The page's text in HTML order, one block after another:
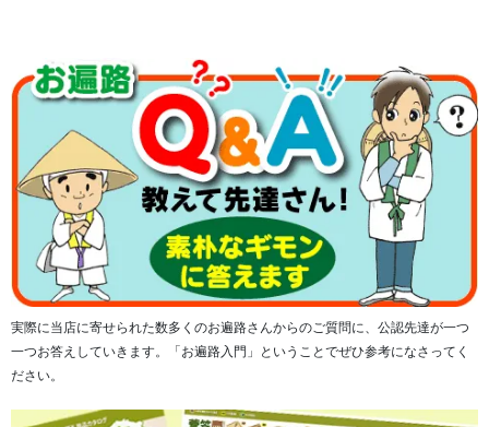
高級土佐和紙を使用し、和紙の間にも特殊紙を挟み込み三
重折上製本で墨が裏面に写りにくくなっています。
実際に当店に寄せられた数多くのお遍路さんからのご質問に、公認先達が一つ
一つお答えしていきます。「お遍路入門」ということでぜひ参考になさってく
ださい。